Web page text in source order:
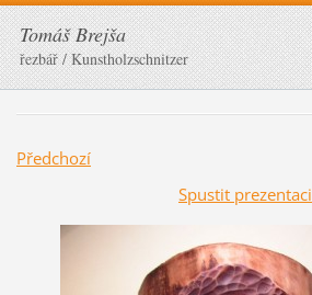
Tomáš Brejša
řezbář / Kunstholzschnitzer
Předchozí
Spustit prezentaci